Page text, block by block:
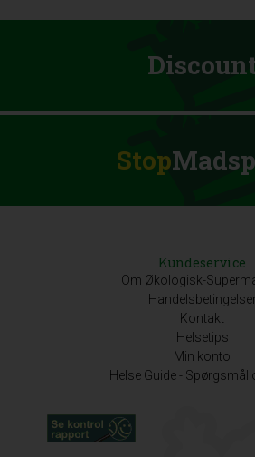
Stop
Kundeservice
Om Økologisk-
Handelsbetingelser
Kontakt
Helsetips
Min konto
Helse Guide - Spørgsmål